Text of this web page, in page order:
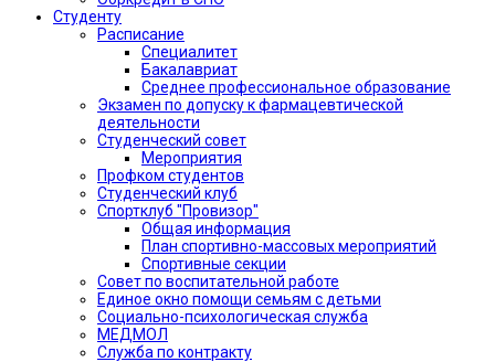
Студенту
Расписание
Специалитет
Бакалавриат
Среднее профессиональное образование
Экзамен по допуску к фармацевтической
деятельности
Студенческий совет
Мероприятия
Профком студентов
Студенческий клуб
Спортклуб "Провизор"
Общая информация
План спортивно-массовых мероприятий
Спортивные секции
Совет по воспитательной работе
Единое окно помощи семьям с детьми
Социально-психологическая служба
МЕДМОЛ
Служба по контракту